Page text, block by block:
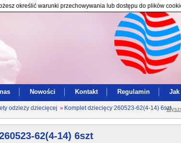
określić warunki przechowywania lub dostępu do plików
Nowości Kontakt Regulamin
odzieży dziecięcej » Komplet dziecięcy 260523-62(4-14) 6szt
62(4-14) 6szt